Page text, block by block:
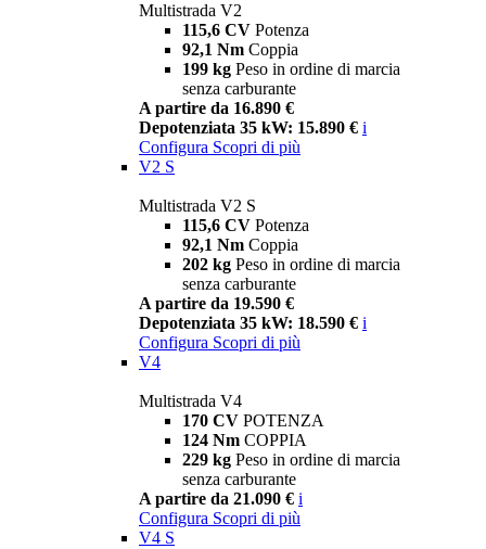
Multistrada V2
115,6 CV Potenza
92,1 Nm Coppia
199 kg Peso in ordine di marcia
senza carburante
A partire da 16.890 €
Depotenziata 35 kW: 15.890 € i
Configura Scopri di più
V2 S
Multistrada V2 S
115,6 CV Potenza
92,1 Nm Coppia
202 kg Peso in ordine di marcia
senza carburante
A partire da 19.590 €
Depotenziata 35 kW: 18.590 € i
Configura Scopri di più
V4
Multistrada V4
170 CV POTENZA
124 Nm COPPIA
229 kg Peso in ordine di marcia
senza carburante
A partire da 21.090 € i
Configura Scopri di più
V4 S